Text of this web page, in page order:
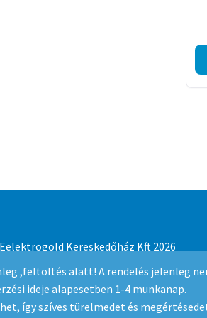
,feltöltés alatt! A rendelés jelenleg
ideje alapesetben 1-4 munkanap.
így szíves türelmedet és
Kereskedőház Kft 2026
irányelvek
Built with